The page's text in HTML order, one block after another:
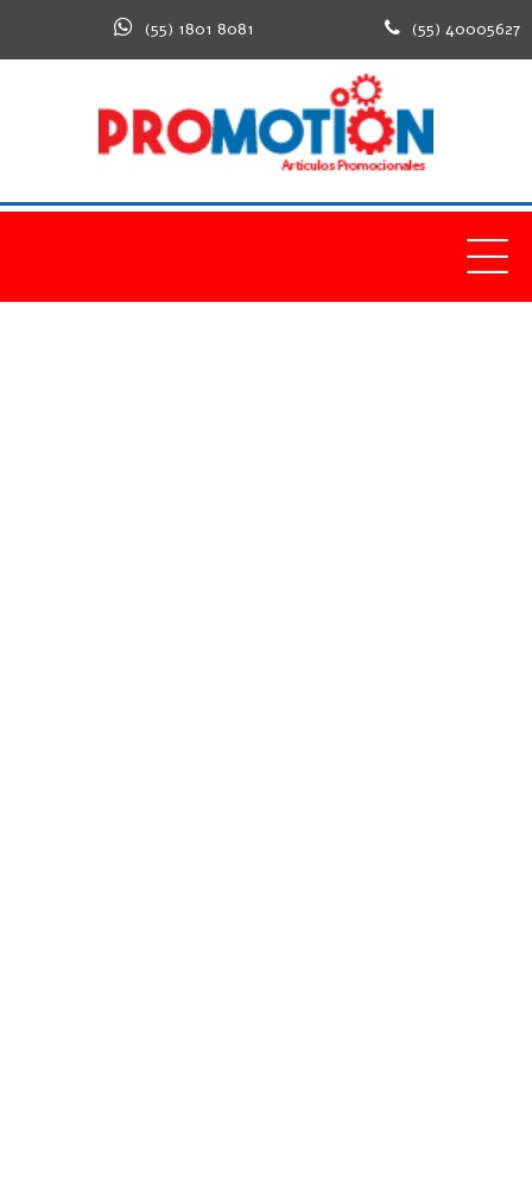
(55) 1801 8081 (55) 40005627